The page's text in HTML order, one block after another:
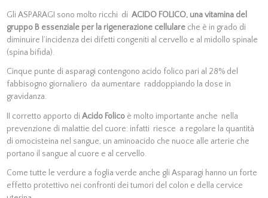
Gli ASPARAGI sono molto ricchi di ACIDO FOLICO, una vitamina del
gruppo B essenziale per la rigenerazione cellulareche è in grado di
diminuire l’incidenza dei difetti congeniti al cervello e al midollo spinale
(spina bifida).
Cinque punte di asparagi contengono acido folico pari al 28% del
fabbisogno giornaliero da aumentare raddoppiando la dose in
gravidanza.
II corretto apporto di Acido Folicoè molto importante anche nella
prevenzione di malattie del cuore: infatti riesce a regolare la quantità
di omocisteina nel sangue, un aminoacido che nuoce alle arterie che
portano il sangue al cuore e al cervello.
Come tutte le verdure a foglia verde anche gli Asparagi hanno un forte
effetto protettivo nei confronti dei tumori del colon e della cervice